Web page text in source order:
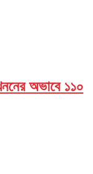
অভাবে ১১০